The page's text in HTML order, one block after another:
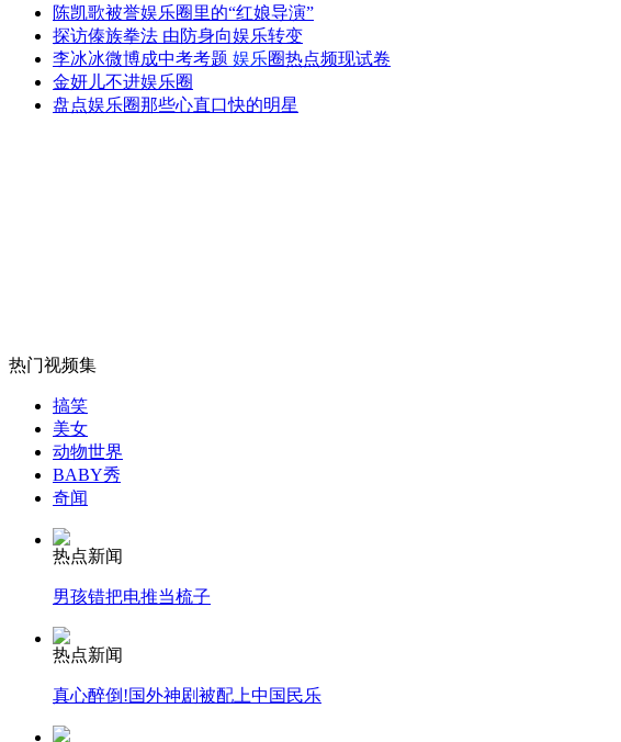
俄火箭顺利完成"一箭五星"发射
无痛分娩是否安全 医生回应
外交部：反对强权政治霸凌主义
外交部：有关国家言论片面不公正
陈凯歌被誉娱乐圈里的“红娘导演”
探访傣族拳法 由防身向娱乐转变
李冰冰微博成中考考题 娱乐圈热点频现试卷
金妍儿不进娱乐圈
盘点娱乐圈那些心直口快的明星
热门视频集
搞笑
美女
动物世界
BABY秀
奇闻
热点新闻
男孩错把电推当梳子
热点新闻
真心醉倒!国外神剧被配上中国民乐